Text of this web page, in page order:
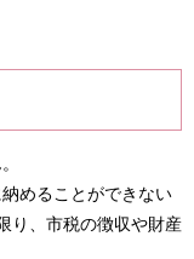
めることができない
り、市税の徴収や財産